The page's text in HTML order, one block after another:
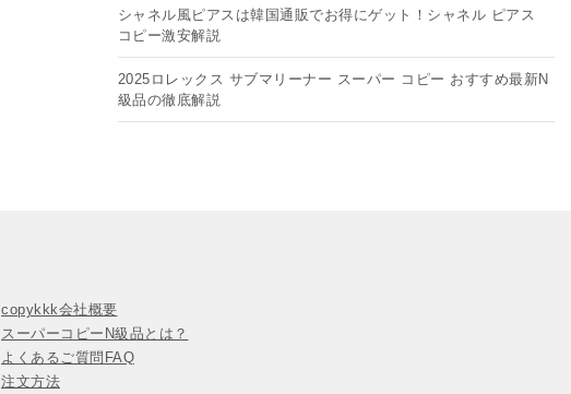
シャネル風ピアスは韓国通販でお得にゲット！シャネル ピアス
コピー​激安解説
2025ロレックス サブマリーナー スーパー コピー おすすめ最新N
級品の徹底解説
copykkk会社概要
スーパーコピーN級品とは？
よくあるご質問FAQ
注文方法